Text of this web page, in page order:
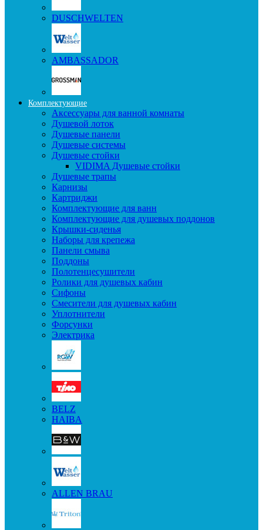
DUSCHWELTEN
AMBASSADOR
Комплектующие
Аксессуары для ванной комнаты
Душевой лоток
Душевые панели
Душевые системы
Душевые стойки
VIDIMA Душевые стойки
Душевые трапы
Карнизы
Картриджи
Комплектующие для ванн
Комплектующие для душевых поддонов
Крышки-сиденья
Наборы для крепежа
Панели смыва
Поддоны
Полотенцесушители
Ролики для душевых кабин
Сифоны
Смесители для душевых кабин
Уплотнители
Форсунки
Электрика
BELZ
HAIBA
ALLEN BRAU